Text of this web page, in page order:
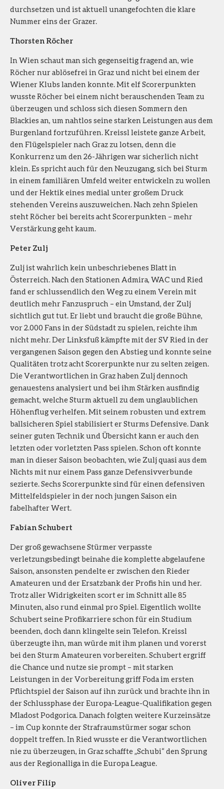
durchsetzen und ist aktuell unangefochten die klare
Nummer eins der Grazer.
Thorsten Röcher
In Wien schaut man sich gegenseitig fragend an, wie
Röcher nur ablösefrei in Graz und nicht bei einem der
Wiener Klubs landen konnte. Mit elf Scorerpunkten
wusste Röcher bei einem nicht berauschenden Team zu
überzeugen und schloss sich diesen Sommern den
Blackies an, um nahtlos seine starken Leistungen aus dem
Burgenland fortzuführen. Kreissl leistete ganze Arbeit,
den Flügelspieler nach Graz zu lotsen, denn die
Konkurrenz um den 26-Jährigen war sicherlich nicht
klein. Es spricht auch für den Neuzugang, sich bei Sturm
in einem familiären Umfeld weiter entwickeln zu wollen
und der Hektik eines medial unter großem Druck
stehenden Vereins auszuweichen. Nach zehn Spielen
steht Röcher bei bereits acht Scorerpunkten – mehr
Verstärkung geht kaum.
Peter Zulj
Zulj ist wahrlich kein unbeschriebenes Blatt in
Österreich. Nach den Stationen Admira, WAC und Ried
fand er schlussendlich den Weg zu einem Verein mit
deutlich mehr Fanzuspruch – ein Umstand, der Zulj
sichtlich gut tut. Er liebt und braucht die große Bühne,
vor 2.000 Fans in der Südstadt zu spielen, reichte ihm
nicht mehr. Der Linksfuß kämpfte mit der SV Ried in der
vergangenen Saison gegen den Abstieg und konnte seine
Qualitäten trotz acht Scorerpunkte nur zu selten zeigen.
Die Verantwortlichen in Graz haben Zulj dennoch
genauestens analysiert und bei ihm Stärken ausfindig
gemacht, welche Sturm aktuell zu dem unglaublichen
Höhenflug verhelfen. Mit seinem robusten und extrem
ballsicheren Spiel stabilisiert er Sturms Defensive. Dank
seiner guten Technik und Übersicht kann er auch den
letzten oder vorletzten Pass spielen. Schon oft konnte
man in dieser Saison beobachten, wie Zulj quasi aus dem
Nichts mit nur einem Pass ganze Defensivverbunde
sezierte. Sechs Scorerpunkte sind für einen defensiven
Mittelfeldspieler in der noch jungen Saison ein
fabelhafter Wert.
Fabian Schubert
Der groß gewachsene Stürmer verpasste
verletzungsbedingt beinahe die komplette abgelaufene
Saison, ansonsten pendelte er zwischen den Rieder
Amateuren und der Ersatzbank der Profis hin und her.
Trotz aller Widrigkeiten scort er im Schnitt alle 85
Minuten, also rund einmal pro Spiel. Eigentlich wollte
Schubert seine Profikarriere schon für ein Studium
beenden, doch dann klingelte sein Telefon. Kreissl
überzeugte ihn, man würde mit ihm planen und vorerst
bei den Sturm Amateuren vorbereiten. Schubert ergriff
die Chance und nutze sie prompt – mit starken
Leistungen in der Vorbereitung griff Foda im ersten
Pflichtspiel der Saison auf ihn zurück und brachte ihn in
der Schlussphase der Europa-League-Qualifikation gegen
Mladost Podgorica. Danach folgten weitere Kurzeinsätze
– im Cup konnte der Strafraumstürmer sogar schon
doppelt treffen. In Ried wusste er die Verantwortlichen
nie zu überzeugen, in Graz schaffte „Schubi“ den Sprung
aus der Regionalliga in die Europa League.
Oliver Filip